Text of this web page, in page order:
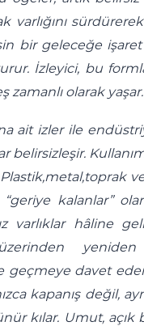
varlığını
bir geleceğe işaret
İzleyici, bu
zamanlı olarak yaşar.
ait izler ile
belirsizleşir.
Plastik,metal,toprak
kalanlar”
varlıklar hâline
geçmeye davet
kapanış değil,
kılar. Umut,